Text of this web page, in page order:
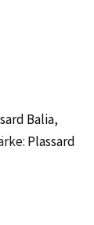
Balia,
Plassard